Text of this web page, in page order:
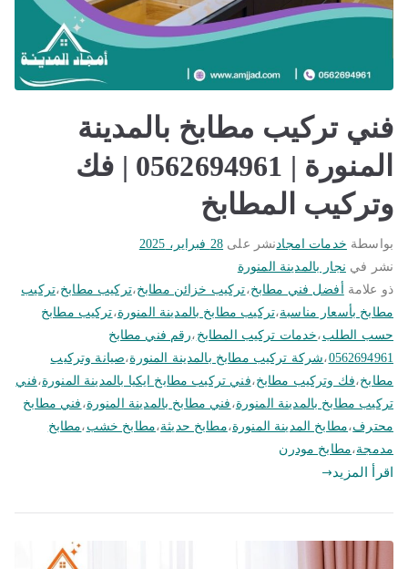
فني تركيب مطابخ بالمدينة
المنورة | 0562694961 | فك
وتركيب المطابخ
بواسطة خدمات امجادنشر على 28 فبراير، 2025
نشر في نجار بالمدينة المنورة
ذو علامة
أفضل فني مطابخ،تركيب خزائن مطابخ،تركيب مطابخ،تركيب
مطابخ بأسعار مناسبة،تركيب مطابخ بالمدينة المنورة،تركيب مطابخ
حسب الطلب ،خدمات تركيب المطابخ ،رقم فني مطابخ
0562694961،شركة تركيب مطابخ بالمدينة المنورة،صيانة وتركيب
مطابخ،فك وتركيب مطابخ،فني تركيب مطابخ ايكيا بالمدينة المنورة،فني
تركيب مطابخ بالمدينة المنورة، فني مطابخ بالمدينة المنورة، فني مطابخ
محترف،مطابخ المدينة المنورة،مطابخ حديثة،مطابخ خشب ،مطابخ
مدمجة،مطابخ مودرن
اقرأ المزيد